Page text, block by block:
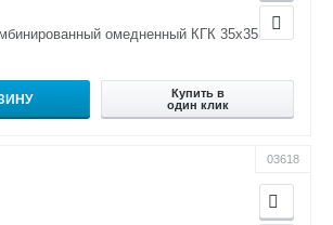
омедненный КГК 35х35
Купить в
один клик
03618